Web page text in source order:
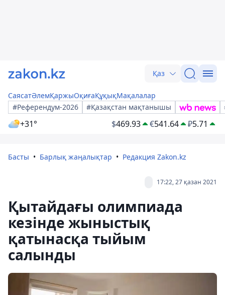
Қаз
СаясатӘлемҚаржыОқиғаҚұқықМақалалар
#Референдум-2026
#Қазақстан мақтанышы
+31° $469.93 €541.64 ₽5.71
Басты Барлық жаңалықтар Редакция Zakon.kz
17:22, 27 қазан 2021
Қытайдағы олимпиада
кезінде жыныстық
қатынасқа тыйым
салынды